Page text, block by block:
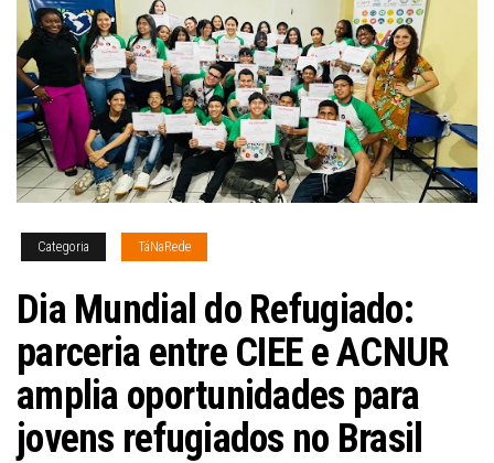
Categoria TáNaRede
Dia Mundial do Refugiado:
parceria entre CIEE e ACNUR
amplia oportunidades para
jovens refugiados no Brasil